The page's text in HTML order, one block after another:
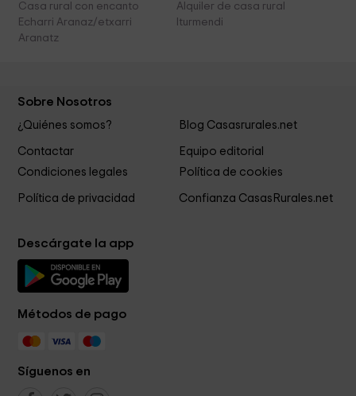
Casa rural con encanto
Echarri Aranaz/etxarri
Aranatz
Alquiler de casa rural
Iturmendi
Sobre Nosotros
¿Quiénes somos? Blog Casasrurales.net
Contactar
Equipo editorial
Condiciones legales
Política de cookies
Política de privacidad Confianza CasasRurales.net
Descárgate la app
Métodos de pago
Síguenos en